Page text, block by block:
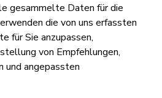
gesammelte Daten für die
die von uns erfassten
für Sie anzupassen,
von Empfehlungen,
und angepassten